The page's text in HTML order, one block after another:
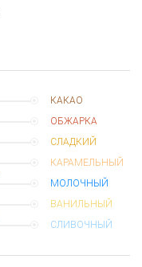
КАКАО
ОБЖАРКА
СЛАДКИЙ
КАРАМЕЛЬНЫЙ
МОЛОЧНЫЙ
ВАНИЛЬНЫЙ
СЛИВОЧНЫЙ